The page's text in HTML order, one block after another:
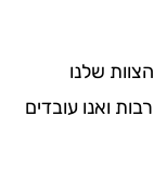
שלנו
עובדים